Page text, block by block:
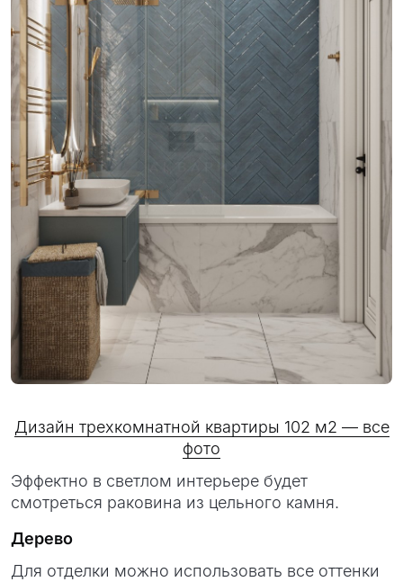
Дизайн трехкомнатной квартиры 102 м2 — все
фото
Эффектно в светлом интерьере будет
смотреться раковина из цельного камня.
Дерево
Для отделки можно использовать все оттенки